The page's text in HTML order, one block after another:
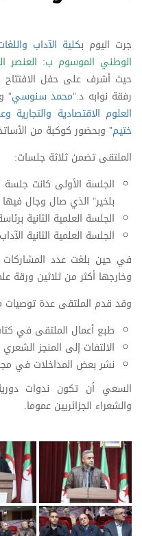
جرت اليوم بكلية الآداب
الوطني الموسوم ب: العنصر
حيث أشرف على حفل الافتتاح
رفقة نوابه د.”محمد سنوسي”
العلوم الاقتصادية والتجارية
ختيم” وبحضور كوكبة من
الملتقى تضمن ثلاثة جلسات:
الجلسة الأولى كانت جلسة
بلخير” الذي صال وجال فيها
الجلسة العلمية الثانية
الجلسة العلمية الثانية
في حين بلغت عدد
وخارجها أكثر من ثلاثين ورقة
وقد قدم الملتقى عدة توصيات
طبع أعمال الملتقى في
الالتفات إلى المنجز
نشر بعض المداخلات في
السعي أن تكون ندوات
والشعراء الجزائريين عموما.